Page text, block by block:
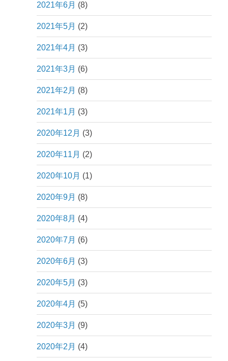
2021年6月 (8)
2021年5月 (2)
2021年4月 (3)
2021年3月 (6)
2021年2月 (8)
2021年1月 (3)
2020年12月 (3)
2020年11月 (2)
2020年10月 (1)
2020年9月 (8)
2020年8月 (4)
2020年7月 (6)
2020年6月 (3)
2020年5月 (3)
2020年4月 (5)
2020年3月 (9)
2020年2月 (4)